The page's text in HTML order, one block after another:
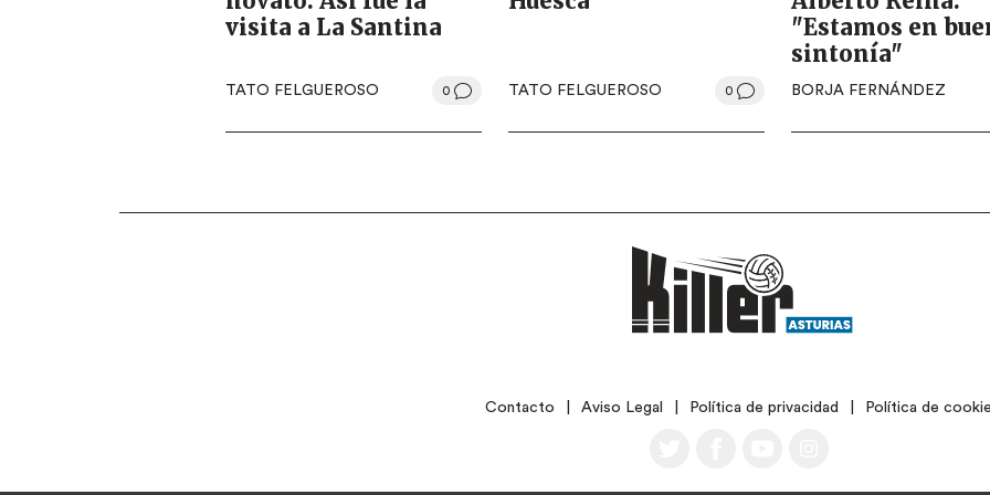
visita a La Santina
TATO FELGUEROSO 0 TATO FELGUEROSO 0
"Estamos en
sintonía"
BORJA FERNÁNDEZ
Contacto Aviso Legal Política de privacidad Política de